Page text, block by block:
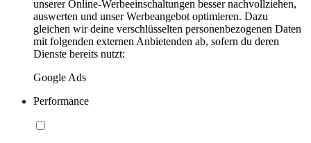
unserer Online-Werbeeinschaltungen besser nachvollziehen,
auswerten und unser Werbeangebot optimieren. Dazu
gleichen wir deine verschlüsselten personenbezogenen Daten
mit folgenden externen Anbietenden ab, sofern du deren
Dienste bereits nutzt:
Google Ads
Performance